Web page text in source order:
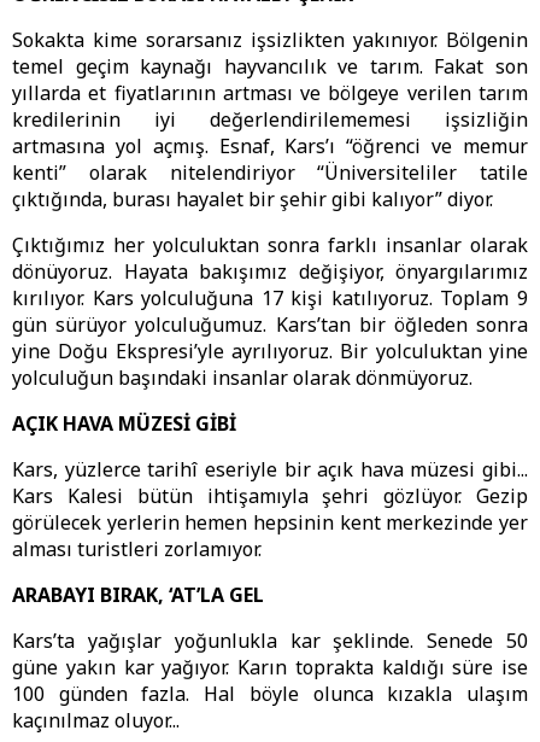
Sokakta kime sorarsanız işsizlikten yakınıyor. Bölgenin
temel geçim kaynağı hayvancılık ve tarım. Fakat son
yıllarda et fiyatlarının artması ve bölgeye verilen tarım
kredilerinin iyi değerlendirilememesi işsizliğin
artmasına yol açmış. Esnaf, Kars’ı “öğrenci ve memur
kenti” olarak nitelendiriyor “Üniversiteliler tatile
çıktığında, burası hayalet bir şehir gibi kalıyor” diyor.
Çıktığımız her yolculuktan sonra farklı insanlar olarak
dönüyoruz. Hayata bakışımız değişiyor, önyargılarımız
kırılıyor. Kars yolculuğuna 17 kişi katılıyoruz. Toplam 9
gün sürüyor yolculuğumuz. Kars’tan bir öğleden sonra
yine Doğu Ekspresi’yle ayrılıyoruz. Bir yolculuktan yine
yolculuğun başındaki insanlar olarak dönmüyoruz.
AÇIK HAVA MÜZESİ GİBİ
Kars, yüzlerce tarihî eseriyle bir açık hava müzesi gibi...
Kars Kalesi bütün ihtişamıyla şehri gözlüyor. Gezip
görülecek yerlerin hemen hepsinin kent merkezinde yer
alması turistleri zorlamıyor.
ARABAYI BIRAK, ‘AT’LA GEL
Kars’ta yağışlar yoğunlukla kar şeklinde. Senede 50
güne yakın kar yağıyor. Karın toprakta kaldığı süre ise
100 günden fazla. Hal böyle olunca kızakla ulaşım
kaçınılmaz oluyor...